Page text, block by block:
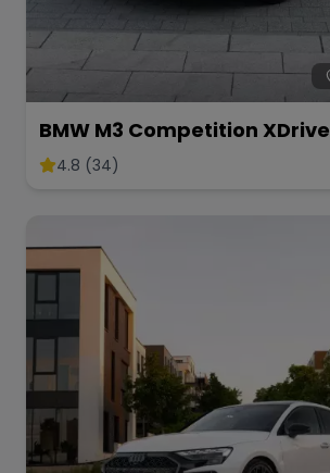
Bugatti Lotus
BMW M3 Competition XDrive
4.8 (34)